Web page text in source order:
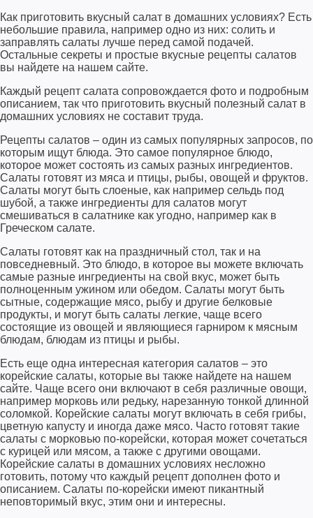
Как приготовить вкусный салат в домашних условиях? Есть
небольшие правила, например одно из них: солить и
заправлять салаты лучше перед самой подачей.
Остальные секреты и простые вкусные рецепты салатов
вы найдете на нашем сайте.
Каждый рецепт салата сопровождается фото и подробным
описанием, так что приготовить вкусный полезный салат в
домашних условиях не составит труда.
Рецепты салатов – один из самых популярных запросов, по
которым ищут блюда. Это самое популярное блюдо,
которое может состоять из самых разных ингредиентов.
Салаты готовят из мяса и птицы, рыбы, овощей и фруктов.
Салаты могут быть слоеные, как например сельдь под
шубой, а также ингредиенты для салатов могут
смешиваться в салатнике как угодно, например как в
Греческом салате.
Салаты готовят как на праздничный стол, так и на
повседневный. Это блюдо, в которое вы можете включать
самые разные ингредиенты на свой вкус, может быть
полноценным ужином или обедом. Салаты могут быть
сытные, содержащие мясо, рыбу и другие белковые
продукты, и могут быть салаты легкие, чаще всего
состоящие из овощей и являющиеся гарниром к мясным
блюдам, блюдам из птицы и рыбы.
Есть еще одна интересная категория салатов – это
корейские салаты, которые вы также найдете на нашем
сайте. Чаще всего они включают в себя различные овощи,
например морковь или редьку, нарезанную тонкой длинной
соломкой. Корейские салаты могут включать в себя грибы,
цветную капусту и иногда даже мясо. Часто готовят такие
салаты с морковью по-корейски, которая может сочетаться
с курицей или мясом, а также с другими овощами.
Корейские салаты в домашних условиях несложно
готовить, потому что каждый рецепт дополнен фото и
описанием. Салаты по-корейски имеют пикантный
неповторимый вкус, этим они и интересны.